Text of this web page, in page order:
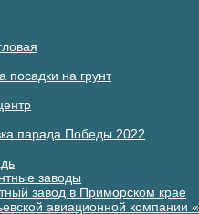
посадки на грунт
парада Победы 2022
заводы
завод в Приморском крае
авиационной компании